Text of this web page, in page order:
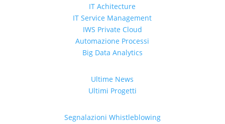
IT Achitecture
IT Service Management
IWS Private Cloud
Automazione Processi
Big Data Analytics
Ultime News
Ultimi Progetti
Segnalazioni Whistleblowing